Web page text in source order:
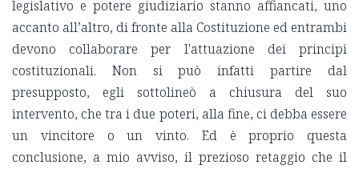
legislativo e potere giudiziario stanno affiancati, uno
accanto all’altro, di fronte alla Costituzione ed entrambi
devono collaborare per l'attuazione dei principi
costituzionali. Non si può infatti partire dal
presupposto, egli sottolineò a chiusura del suo
intervento, che tra i due poteri, alla fine, ci debba essere
un vincitore o un vinto. Ed è proprio questa
conclusione, a mio avviso, il prezioso retaggio che il